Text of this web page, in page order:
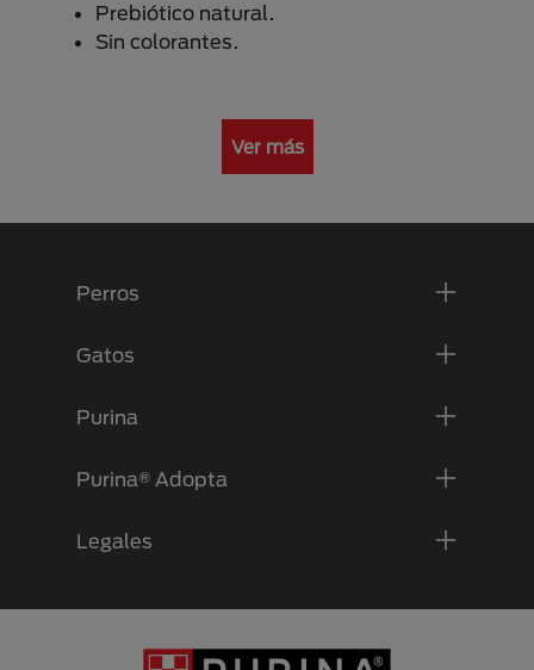
Prebiótico natural.
Sin colorantes.
Ver más
Perros
Gatos
Purina
Purina® Adopta
Legales